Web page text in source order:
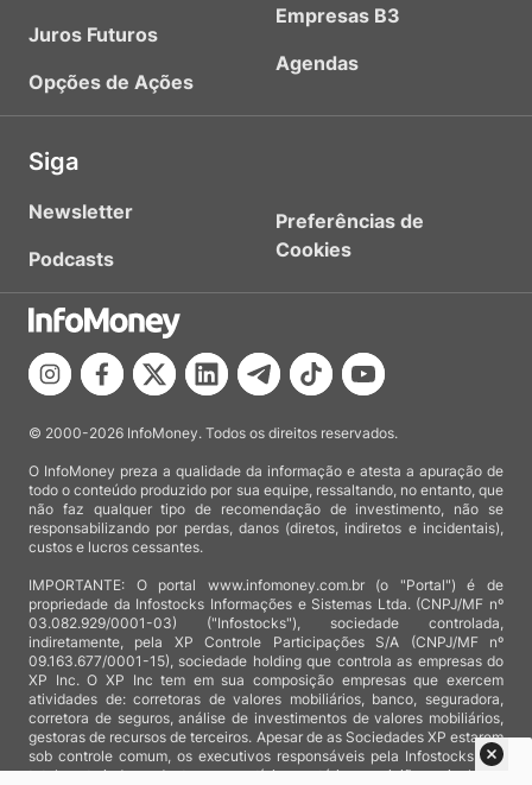
Juros Futuros
Opções de Ações
Empresas B3
Agendas
Siga
Newsletter
Podcasts
Preferências de
Cookies
© 2000-2026 InfoMoney. Todos os direitos reservados.
O InfoMoney preza a qualidade da informação e atesta a apuração de
todo o conteúdo produzido por sua equipe, ressaltando, no entanto, que
não faz qualquer tipo de recomendação de investimento, não se
responsabilizando por perdas, danos (diretos, indiretos e incidentais),
custos e lucros cessantes.
IMPORTANTE: O portal www.infomoney.com.br (o "Portal") é de
propriedade da Infostocks Informações e Sistemas Ltda. (CNPJ/MF nº
03.082.929/0001-03) ("Infostocks"), sociedade controlada,
indiretamente, pela XP Controle Participações S/A (CNPJ/MF nº
09.163.677/0001-15), sociedade holding que controla as empresas do
XP Inc. O XP Inc tem em sua composição empresas que exercem
atividades de: corretoras de valores mobiliários, banco, seguradora,
corretora de seguros, análise de investimentos de valores mobiliários,
gestoras de recursos de terceiros. Apesar de as Sociedades XP estarem
sob controle comum, os executivos responsáveis pela Infostocks são
totalmente independentes e as notícias, matérias e opiniões veiculadas